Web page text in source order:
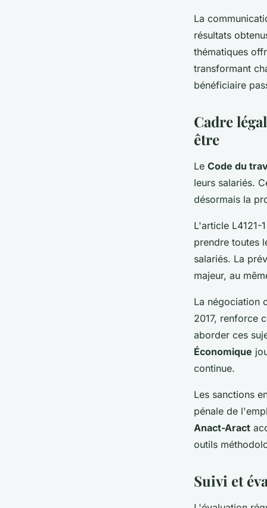
La
résultats
thématiques
transformant
bénéficiaire
Cadre
être
Le Code du
leurs salariés.
désormais la
L'article
prendre toutes
salariés. La
majeur, au
La négociation
2017, renforce
aborder ces
Économique
continue.
Les sanctions
pénale de
Anact-Aract
outils
Suivi et